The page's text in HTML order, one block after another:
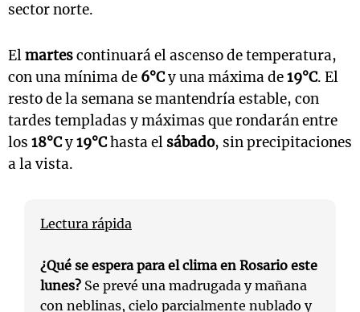
sector norte.
Elmartescontinuará el ascenso de temperatura,
con una mínima de 6°Cy una máxima de19°C. El
resto de la semana se mantendría estable, con
tardes templadas y máximas que rondarán entre
los 18°Cy19°Chasta el sábado, sin precipitaciones
a la vista.
Lectura rápida
¿Qué se espera para el clima en Rosario este
lunes? Se prevé una madrugada y mañana
con neblinas, cielo parcialmente nublado y